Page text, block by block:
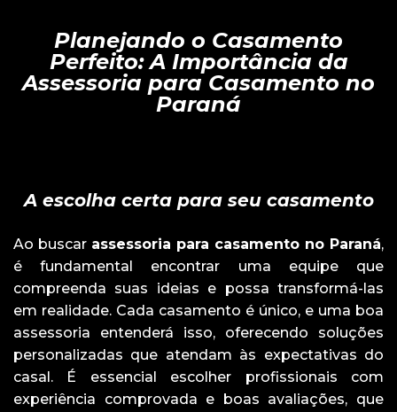
Planejando o Casamento
Perfeito: A Importância da
Assessoria para Casamento no
Paraná
A escolha certa para seu casamento
Ao buscar assessoria para casamento no Paraná,
é fundamental encontrar uma equipe que
compreenda suas ideias e possa transformá-las
em realidade. Cada casamento é único, e uma boa
assessoria entenderá isso, oferecendo soluções
personalizadas que atendam às expectativas do
casal. É essencial escolher profissionais com
experiência comprovada e boas avaliações, que